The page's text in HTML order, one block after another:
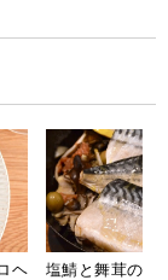
ヘ
塩鯖と舞茸の梅